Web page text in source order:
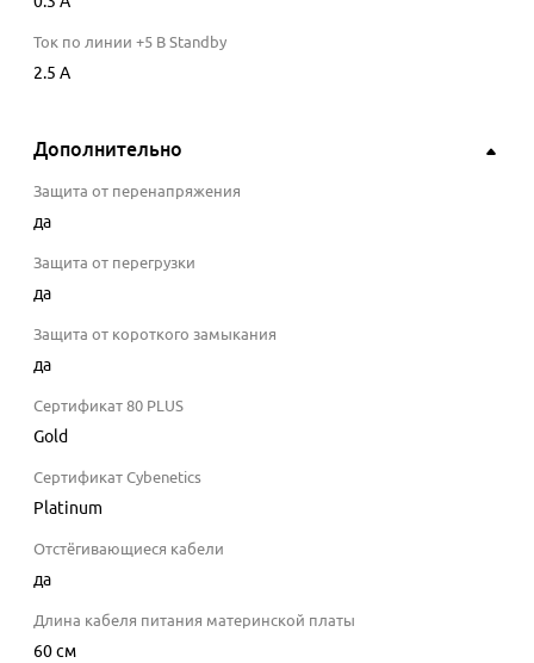
Ток по линии +5 В Standby
2.5 A
Дополнительно
Защита от перенапряжения
да
Защита от перегрузки
да
Защита от короткого замыкания
да
Сертификат 80 PLUS
Gold
Сертификат Cybenetics
Platinum
Отстёгивающиеся кабели
да
Длина кабеля питания материнской платы
60см